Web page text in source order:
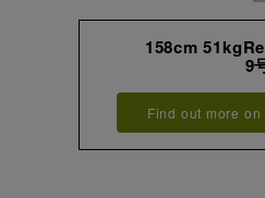
158cm
9
Find out more